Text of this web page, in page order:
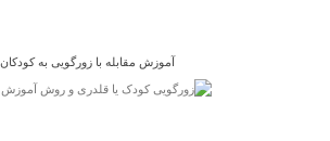
آموزش مقابله با زورگویی به کودکان